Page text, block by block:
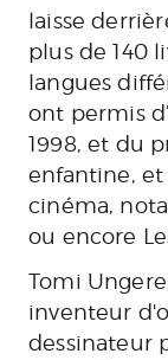
laisse
plus de 140
langues
ont permis
1998, et du
enfantine, et
cinéma,
ou encore
Tomi
inventeur
dessinateur